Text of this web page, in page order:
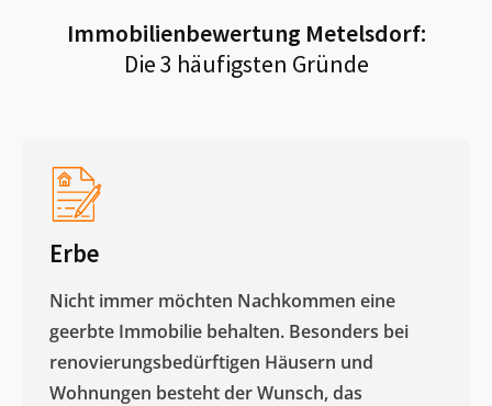
Immobilienbewertung Metelsdorf:
Die 3 häufigsten Gründe
Erbe
Nicht immer möchten Nachkommen eine
geerbte Immobilie behalten. Besonders bei
renovierungsbedürftigen Häusern und
Wohnungen besteht der Wunsch, das